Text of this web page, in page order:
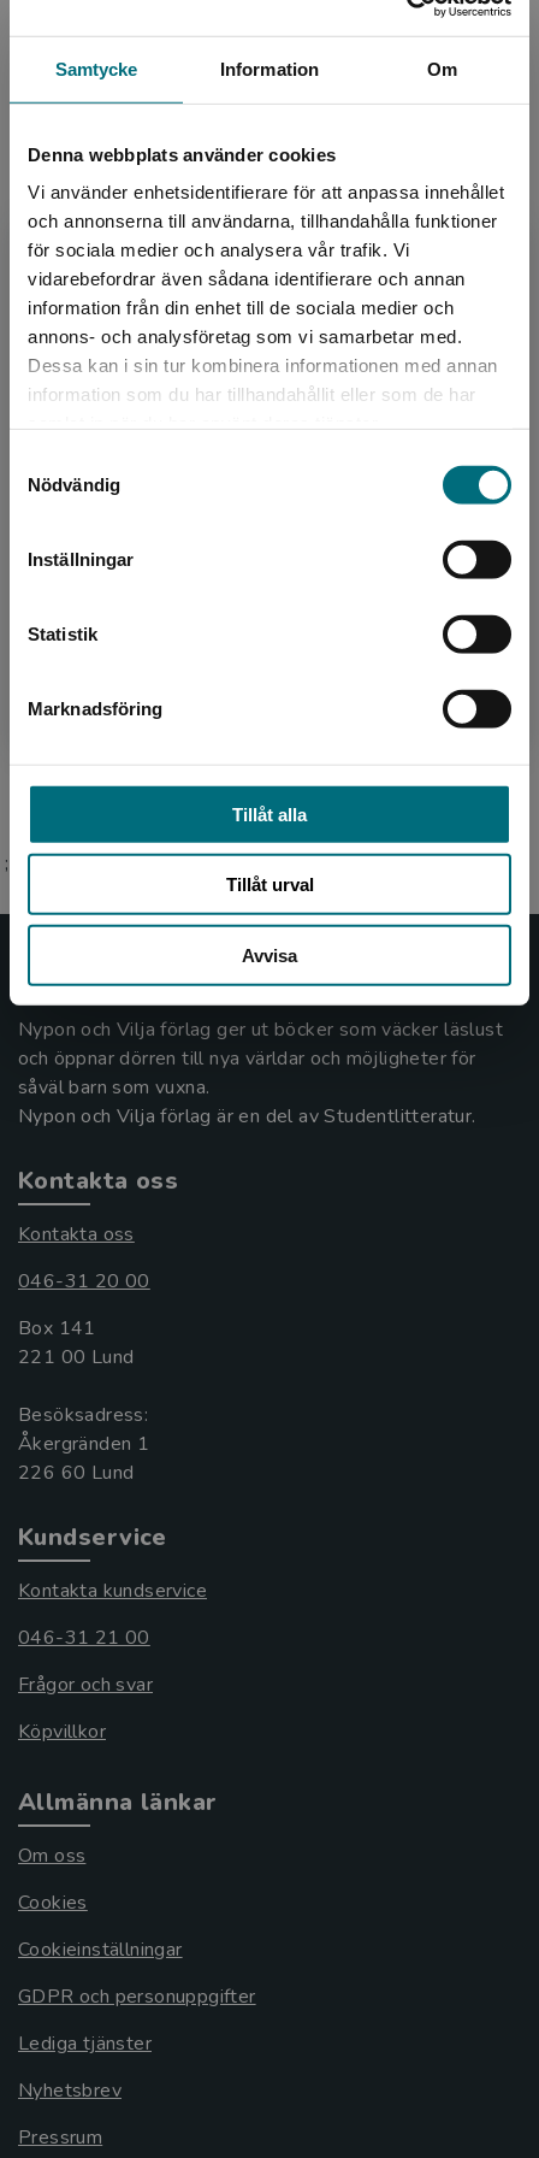
Samtycke Information Om
Denna webbplats använder cookies
Vi använder enhetsidentifierare för att anpassa innehållet
och annonserna till användarna, tillhandahålla funktioner
för sociala medier och analysera vår trafik. Vi
vidarebefordrar även sådana identifierare och annan
information från din enhet till de sociala medier och
annons- och analysföretag som vi samarbetar med.
Dessa kan i sin tur kombinera informationen med annan
information som du har tillhandahållit eller som de har
Nödvändig
Inställningar
Statistik
Marknadsföring
Tillåt alla
Tillåt urval
Avvisa
Begränsad fraktregion
Det verkar som att du besöker
nyponochviljaforlag.se via en enhet utanför
Sverige. För att kunna slutföra ett köp måste
ISBN:
9789177234456
Utgivningsår:
2018
Upplaga:
Första
Sidantal:
72
Köp- och leveransvillkor
Upphovspersoner
böcker och har fått flera fina priser och
;
Nypon och Vilja
Nypon och Vilja förlag ger ut böcker som väcker läslust
och öppnar dörren till nya världar och möjligheter för
såväl barn som vuxna.
Nypon och Vilja förlag är en del av Studentlitteratur.
Kontakta oss
Kontakta oss
046-31 20 00
Box 141
221 00 Lund
Besöksadress:
Åkergränden 1
Kundservice
Kontakta kundservice
046-31 21 00
Frågor och svar
Köpvillkor
Allmänna länkar
Om oss
Cookies
Cookieinställningar
GDPR och personuppgifter
Lediga tjänster
Nyhetsbrev
Pressrum